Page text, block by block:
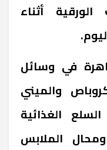
أثناء
في وسائل
والميني
الغذائية
الملابس